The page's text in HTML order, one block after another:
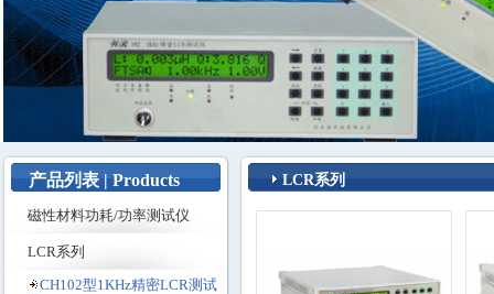
产品列表 | Products
磁性材料功耗/功率测试仪
LCR系列
CH102型1KHz精密LCR测试
LCR系列